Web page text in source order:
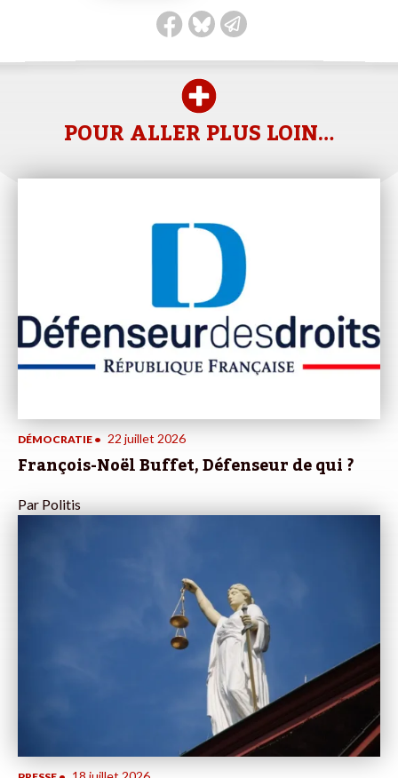
POUR ALLER PLUS LOIN…
DÉMOCRATIE • 22 juillet 2026
François-Noël Buffet, Défenseur de qui ?
Par Politis